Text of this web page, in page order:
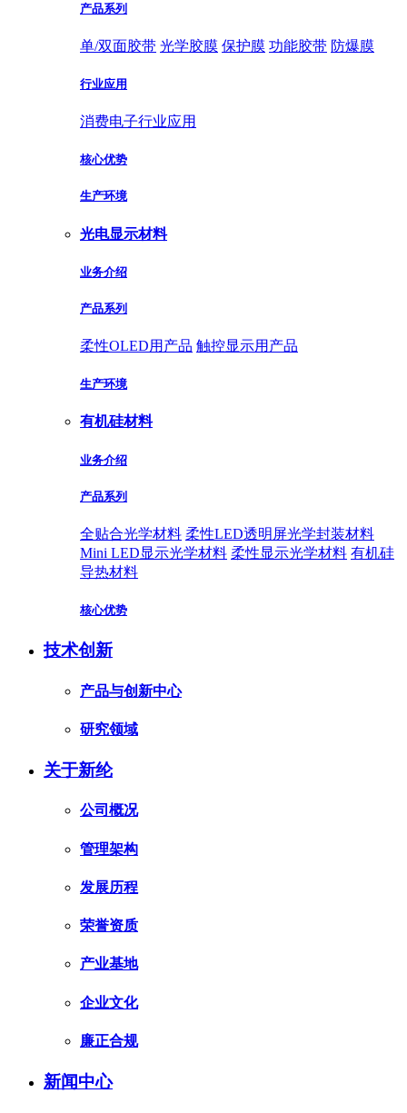
产品系列
单/双面胶带 光学胶膜 保护膜 功能胶带 防爆膜
行业应用
消费电子行业应用
核心优势
生产环境
光电显示材料
业务介绍
产品系列
柔性OLED用产品 触控显示用产品
生产环境
有机硅材料
业务介绍
产品系列
全贴合光学材料 柔性LED透明屏光学封装材料
Mini LED显示光学材料 柔性显示光学材料 有机硅
导热材料
核心优势
技术创新
产品与创新中心
研究领域
关于新纶
公司概况
管理架构
发展历程
荣誉资质
产业基地
企业文化
廉正合规
新闻中心